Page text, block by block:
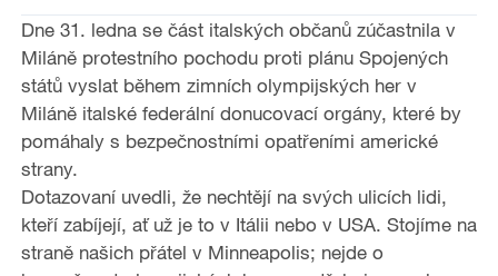
Dne 31. ledna se část italských občanů zúčastnila v
Miláně protestního pochodu proti plánu Spojených
států vyslat během zimních olympijských her v
Miláně italské federální donucovací orgány, které by
pomáhaly s bezpečnostními opatřeními americké
strany.
Dotazovaní uvedli, že nechtějí na svých ulicích lidi,
kteří zabíjejí, ať už je to v Itálii nebo v USA. Stojíme na
straně našich přátel v Minneapolis; nejde o